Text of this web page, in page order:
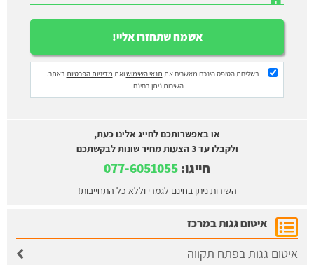
בשליחת הטופס הינכם מאשרים את תנאי השימושואת מדיניות הפרטיותבאתר.
השירות ניתן בחינם!
או באפשרותכם לחייג אלינו כעת,
ולקבלו עד 3 הצעות מחיר שונות לבקשתכם
חייגו:
השירות ניתן בחינם לגמרי וללא כל התחייבות!
איטום גגות במרכז
איטום גגות בפתח תקווה